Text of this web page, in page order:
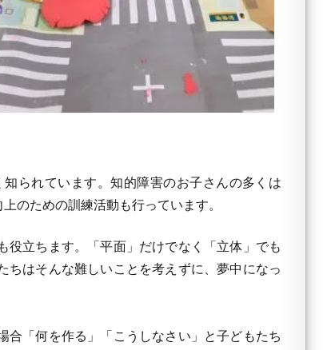
られています。知的障害のお子さんの多くは
のための訓練活動も行っています。
立ちます。「平面」だけでなく「立体」でも
はそんな難しいことを考えずに、夢中になっ
「何を作る」「こうしなさい」と子どもたち